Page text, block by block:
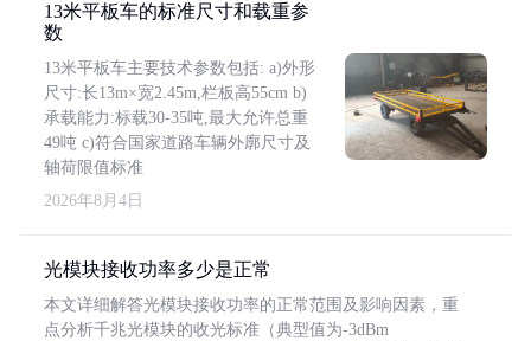
13米平板车的标准尺寸和载重参
数
13米平板车主要技术参数包括: a)外形
尺寸:长13m×宽2.45m,栏板高55cm b)
承载能力:标载30-35吨,最大允许总重
49吨 c)符合国家道路车辆外廓尺寸及
轴荷限值标准
2026年8月4日
光模块接收功率多少是正常
本文详细解答光模块接收功率的正常范围及影响因素，重
点分析千兆光模块的收光标准（典型值为-3dBm